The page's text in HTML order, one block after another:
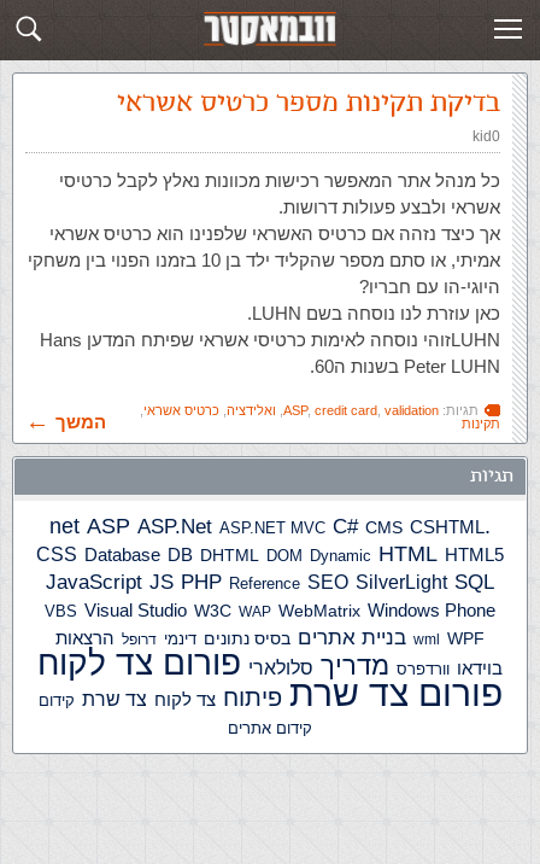
תגית: validation פוסטים חדשים
בדיקת תקינות מספר כרטיס אשראי
kid0
כל מנהל אתר המאפשר רכישות מכוונות נאלץ לקבל כרטיסי
אשראי ולבצע פעולות דרושות.
אך כיצד נזהה אם כרטיס האשראי שלפנינו הוא כרטיס אשראי
אמיתי, או סתם מספר שהקליד ילד בן 10 בזמנו הפנוי בין משחקי
היוגי-הו עם חבריו?
כאן עוזרת לנו נוסחה בשם LUHN.
LUHNזוהי נוסחה לאימות כרטיסי אשראי שפיתח המדען Hans
Peter LUHN בשנות ה60.
תגיות: ASP, credit card validation ואלידציה כרטיס אשראי
תקינות
המשך
תגיות
.net
ASP ASP.Net ASP.NET MVC C# CMS CSHTML
CSS Database DB DHTML DOM Dynamic HTML HTML5
JavaScript JS PHP Reference SEO SilverLight SQL
VBS Visual Studio W3C WAP WebMatrix Windows Phone
wml WPF בניית אתרים בסיס נתונים דינמי דרופל הרצאות
בוידאו וורדפרס מדריך סלולארי פורום צד לקוח
פורום צד שרת פיתוח צד לקוח צד שרת קידום
קידום אתרים